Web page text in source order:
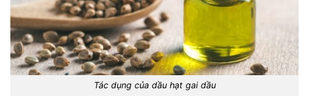
Tác dụng của dầu hạt gai dầu